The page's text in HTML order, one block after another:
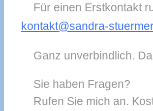
Für einen Erstkontakt
kontakt@sandra-
Ganz unverbindlich.
Sie haben Fragen?
Rufen Sie mich an.